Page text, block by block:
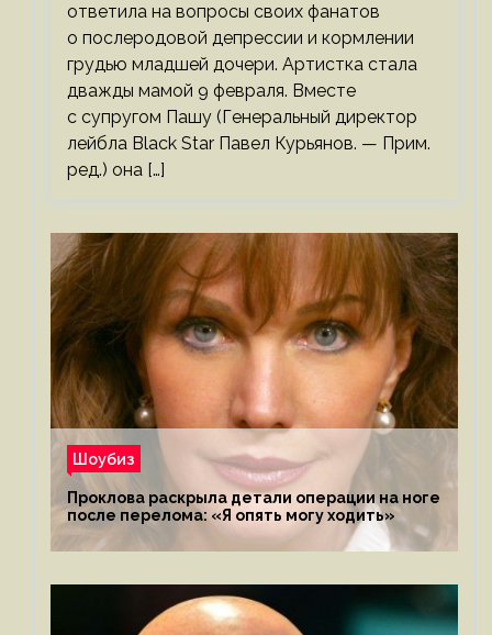
ответила на вопросы своих фанатов
о послеродовой депрессии и кормлении
грудью младшей дочери. Артистка стала
дважды мамой 9 февраля. Вместе
с супругом Пашу (Генеральный директор
лейбла Black Star Павел Курьянов. — Прим.
ред.) она […]
Шоубиз
Проклова раскрыла детали операции на ноге
после перелома: «Я опять могу ходить»